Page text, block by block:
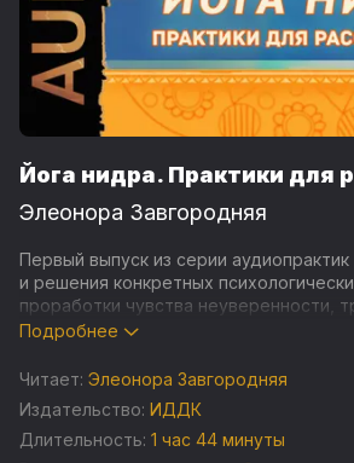
Йога нидра. Практики для
Элеонора Завгородняя
Первый выпуск из серии
и решения конкретных
проработки чувства неуверенности,
агрессии, лени; формирования
психологических травм.
В серии используются техники разных
разной глубиной погружения, поэтому
Подробнее
Читает: Элеонора Завгородняя
Издательство: ИДДК
Длительность: 1 час 44 минуты